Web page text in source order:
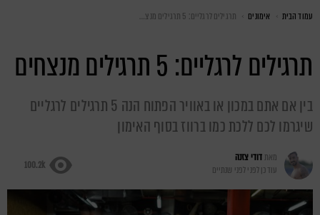
You are here:
עמוד הבית אימונים תרגילים לרגליים: 5 תרגילים מנצחים
תרגילים לרגליים: 5 תרגילים מנצחים
בין אם אתם במכון או באוויר הפתוח הנה 5 תרגילים לרגליים
שיגרמו לכם ללכת כמו ברווז בסוף האימון
מאתדודי צזנה
עודכן לפנילפני שנתיים 100.2k